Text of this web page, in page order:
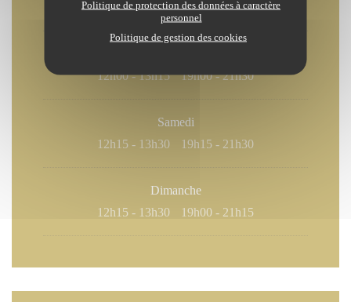
Politique de protection des données à caractère
personnel
Politique de gestion des cookies
12h00 - 13h15 • 19h00 - 21h15
12h00 - 13h15 • 19h00 - 21h30
Samedi
12h15 - 13h30
19h15 - 21h30
Dimanche
12h15 - 13h30
19h00 - 21h15